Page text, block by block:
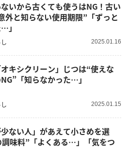
いから古くても使うはNG！古い
外と知らない使用期限”「ずっと
」
2025.01.16
キシクリーン」じつは“使えな
「知らなかった…」
2025.01.15
少ない人」があえて小さめを選
味料”「よくある…」「気をつ